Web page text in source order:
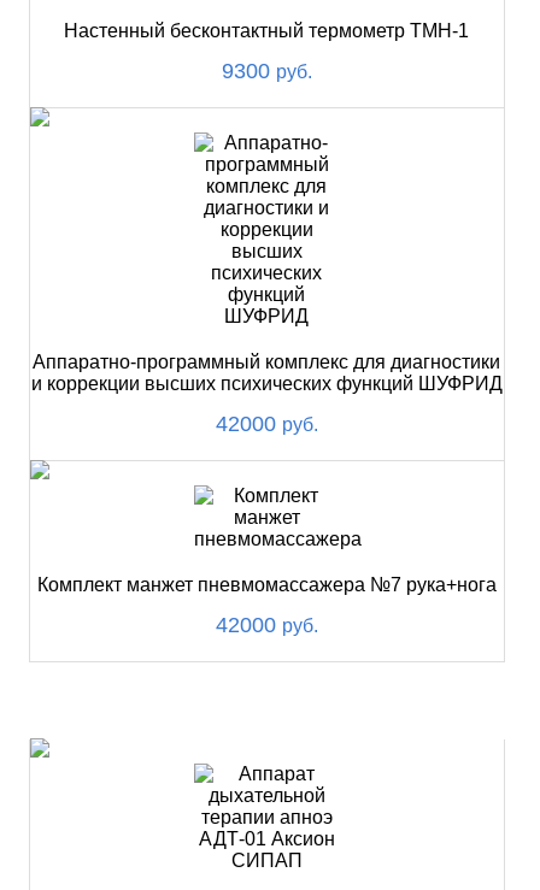
Настенный бесконтактный термометр ТМН-1
9300 руб.
Аппаратно-программный комплекс для диагностики
и коррекции высших психических функций ШУФРИД
42000 руб.
Комплект манжет пневмомассажера №7 рука+нога
42000 руб.